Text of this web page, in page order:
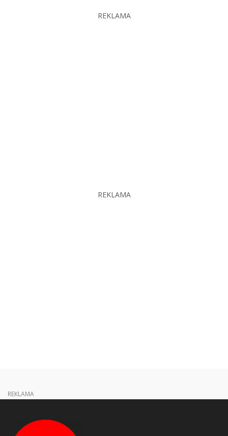
REKLAMA
REKLAMA
REKLAMA